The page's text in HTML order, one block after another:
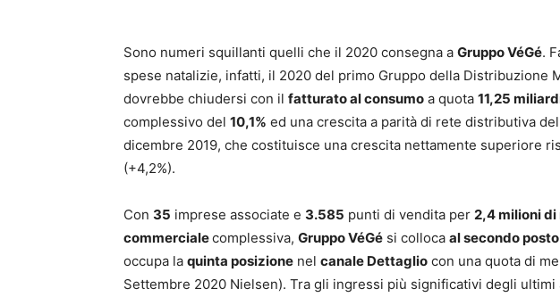
Sono numeri squillanti quelli che il 2020 consegna a Gruppo VéGé.
spese natalizie, infatti, il 2020 del primo Gruppo della Distribuzione
dovrebbe chiudersi con il fatturato al consumo a quota 11,25
complessivo del 10,1% ed una crescita a parità di rete distributiva
dicembre 2019, che costituisce una crescita nettamente superiore
(+4,2%).
Con 35 imprese associate e 3.585 punti di vendita per 2,4 milioni
commercialecomplessiva, Gruppo VéGé si colloca al secondo posto
occupa la quinta posizione nel canale Dettaglio con una quota di
Settembre 2020 Nielsen). Tra gli ingressi più significativi degli